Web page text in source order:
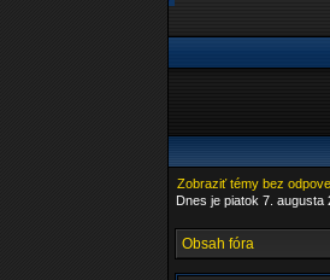
Zobraziť témy bez
Dnes je piatok 7. augusta
Obsah fóra